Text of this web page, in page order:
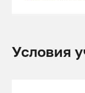
Условия